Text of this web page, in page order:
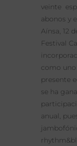
veinte
abonos y
Aínsa, 12
Festival
como uno
presente
se ha
anual,